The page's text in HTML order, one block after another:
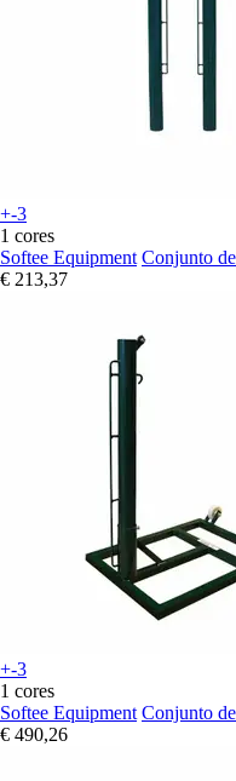
+-3
1 cores
Softee Equipment Conjunto
€ 213,37
+-3
1 cores
Softee Equipment Conjunto
€ 490,26